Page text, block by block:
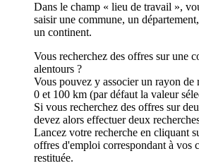
Dans le champ « lieu de travail »,
saisir une commune, un
un continent.
Vous recherchez des offres sur une
alentours ?
Vous pouvez y associer un rayon de
0 et 100 km (par défaut la valeur
Si vous recherchez des offres sur
devez alors effectuer deux
Lancez votre recherche en cliquant
offres d'emploi correspondant à vos
restituée.